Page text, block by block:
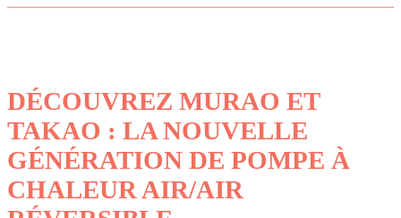
DÉCOUVREZ MURAO ET
TAKAO : LA NOUVELLE
GÉNÉRATION DE POMPE À
CHALEUR AIR/AIR